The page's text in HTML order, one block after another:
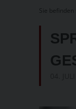
Sie befinden